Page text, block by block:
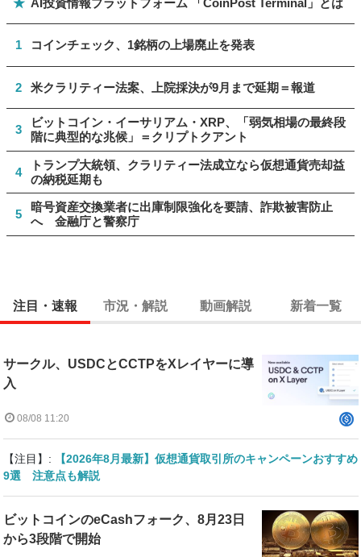
1 コインチェック、1銘柄の上場廃止を発表
2 米クラリティー法案、上院採決が9月まで延期＝報道
3
ビットコイン・イーサリアム・XRP、「弱気相場の最終段
階に典型的な兆候」＝クリプトクアント
4
トランプ大統領、クラリティー法成立なら仮想通貨売却益
の納税延期も
5
暗号資産交換業者に出庫制限強化を要請、詐欺被害防止
へ 金融庁と警察庁
注目・速報 市況・解説 動画解説 新着一覧
サークル、USDCとCCTPをXレイヤーに導
入
08/08 11:20
【注目】:
【2026年8月最新】仮想通貨取引所のキャンペーンおすすめ
9選 注意点も解説
ビットコインのeCashフォーク、8月23日
から3段階で開始